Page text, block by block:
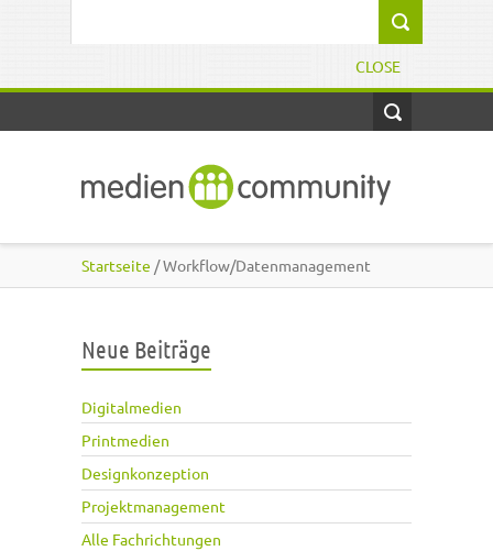
CLOSE
Startseite / Workflow/Datenmanagement
Neue Beiträge
Digitalmedien
Printmedien
Designkonzeption
Projektmanagement
Alle Fachrichtungen